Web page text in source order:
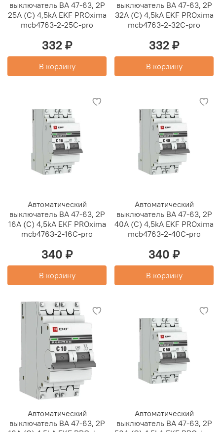
выключатель ВА 47-63, 2P
25А (C) 4,5kA EKF PROxima
mcb4763-2-25C-pro
332 ₽
В корзину
выключатель ВА 47-63, 2P
32А (C) 4,5kA EKF PROxima
mcb4763-2-32C-pro
332 ₽
В корзину
Автоматический
выключатель ВА 47-63, 2P
16А (C) 4,5kA EKF PROxima
mcb4763-2-16C-pro
340 ₽
В корзину
Автоматический
выключатель ВА 47-63, 2P
40А (C) 4,5kA EKF PROxima
mcb4763-2-40C-pro
340 ₽
В корзину
Автоматический
выключатель ВА 47-63, 2P
Автоматический
выключатель ВА 47-63, 2P